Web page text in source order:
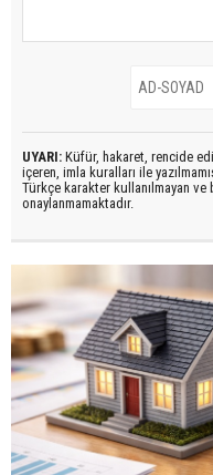
UYARI: Küfür, hakaret, rencide
içeren, imla kuralları ile
Türkçe karakter kullanılmayan ve
onaylanmamaktadır.